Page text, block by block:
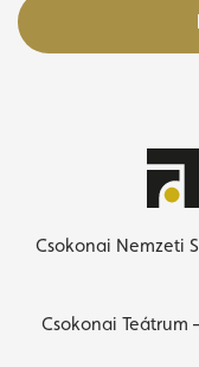
Csokonai Nemzeti
Csokonai Teátrum